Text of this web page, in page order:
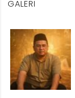
GALERI